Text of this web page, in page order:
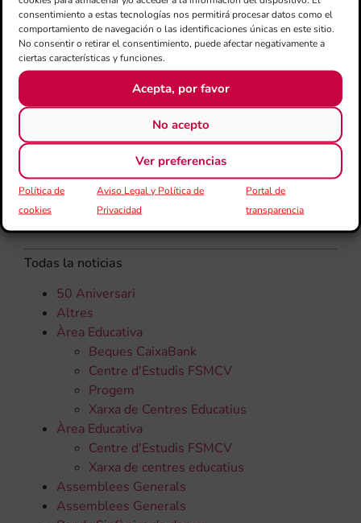
consentimiento a estas tecnologías nos permitirá procesar datos como el
comportamiento de navegación o las identificaciones únicas en este sitio.
No consentir o retirar el consentimiento, puede afectar negativamente a
ciertas características y funciones.
Acepta, por favor
No acepto
Ver preferencias
Política de
cookies
Aviso Legal y Política de
Privacidad
Portal de
transparencia
CATEGORÍAS
Todas la noticias
50 Aniversari
Altres
Àrea Educativa
Beques CaixaBank
Centre d'Estudis FSMCV
Progem
Xarxa de Centres Educatius
Àrea Educativa
Centre d'Estudis FSMCV
Xarxa de centres educatius
Assemblees Generals
Assemblees Generals